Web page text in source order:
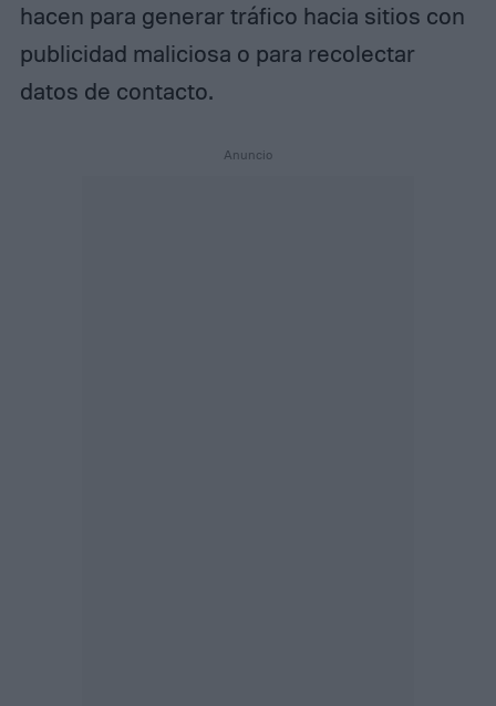
hacen para generar tráfico hacia sitios con
publicidad maliciosa o para recolectar
datos de contacto.